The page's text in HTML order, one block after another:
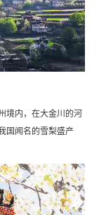
境内，在大金川的河
国闻名的雪梨盛产